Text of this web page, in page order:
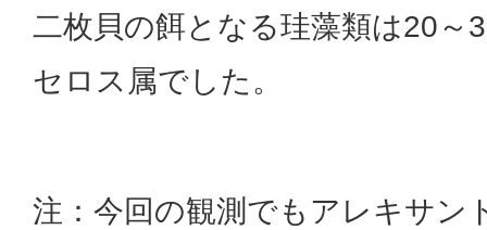
二枚貝の餌となる珪藻類は20～
セロス属でした。
注：今回の観測でもアレキサン